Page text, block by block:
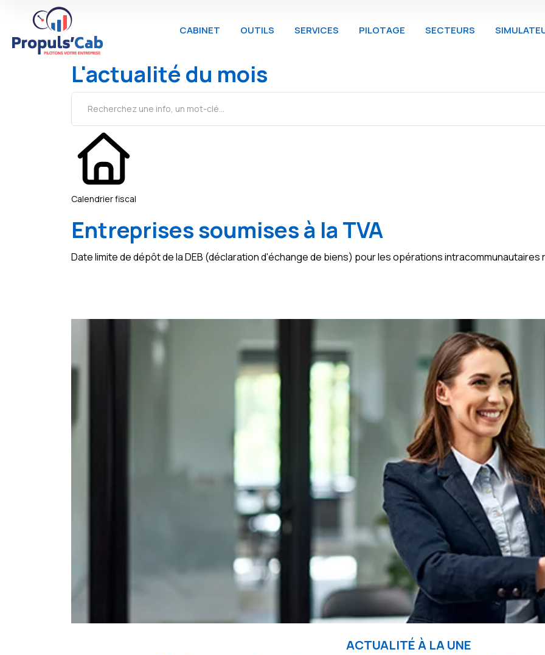
CABINET OUTILS SERVICES PILOTAGE SECTEURS
L'actualité du mois
Calendrier fiscal
Entreprises soumises à la TVA
Date limite de dépôt de la DEB (déclaration d'échange de biens) pour les opérations
ACTUALITÉ À LA UNE